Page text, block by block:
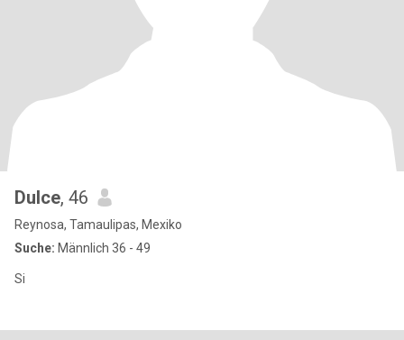
Dulce, 46
Reynosa, Tamaulipas, Mexiko
Suche: Männlich 36 - 49
Si